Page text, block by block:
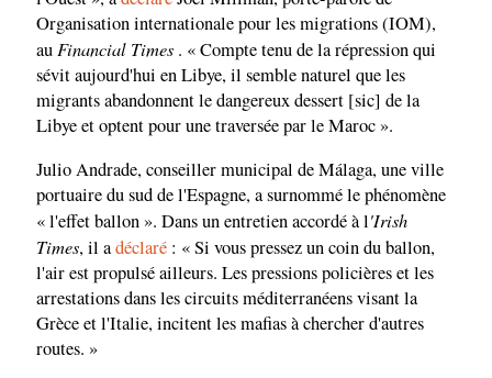
Organisation internationale pour les migrations (IOM),
au Financial Times . « Compte tenu de la répression qui
sévit aujourd'hui en Libye, il semble naturel que les
migrants abandonnent le dangereux dessert [sic] de la
Libye et optent pour une traversée par le Maroc ».
Julio Andrade, conseiller municipal de Málaga, une ville
portuaire du sud de l'Espagne, a surnommé le phénomène
« l'effet ballon ». Dans un entretien accordé à l'Irish
Times, il adéclaré : « Si vous pressez un coin du ballon,
l'air est propulsé ailleurs. Les pressions policières et les
arrestations dans les circuits méditerranéens visant la
Grèce et l'Italie, incitent les mafias à chercher d'autres
routes. »